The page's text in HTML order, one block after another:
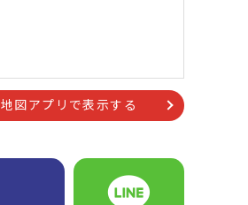
地図アプリで表示する